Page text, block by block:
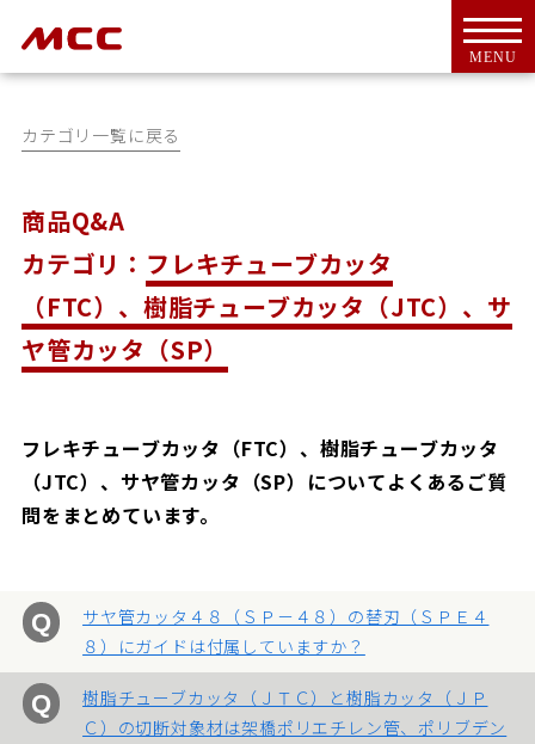
MENU
カテゴリ一覧に戻る
商品Q&A
カテゴリ： フレキチューブカッタ
（FTC）、樹脂チューブカッタ（JTC）、サ
ヤ管カッタ（SP）
フレキチューブカッタ（FTC）、樹脂チューブカッタ
（JTC）、サヤ管カッタ（SP）についてよくあるご質
問をまとめています。
サヤ管カッタ４８（ＳＰ－４８）の替刃（ＳＰＥ４
８）にガイドは付属していますか？
樹脂チューブカッタ（ＪＴＣ）と樹脂カッタ（ＪＰ
Ｃ）の切断対象材は架橋ポリエチレン管、ポリブデン
トップ For Overseas Customers
会社案内
会社概要
アクセス
工具・機器
パーツリスト
取扱説明書